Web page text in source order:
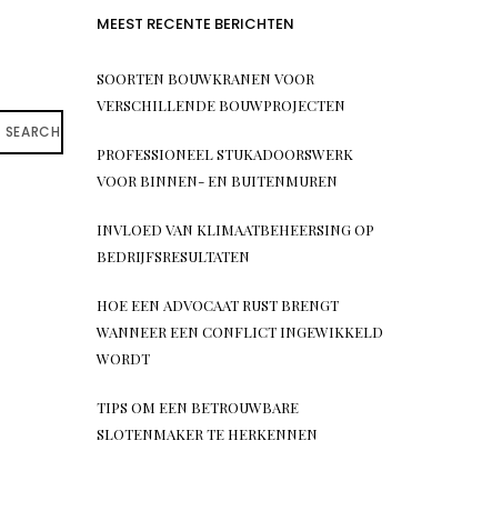
SEARCH
MEEST RECENTE BERICHTEN
SOORTEN BOUWKRANEN VOOR
VERSCHILLENDE BOUWPROJECTEN
PROFESSIONEEL STUKADOORSWERK
VOOR BINNEN- EN BUITENMUREN
INVLOED VAN KLIMAATBEHEERSING OP
BEDRIJFSRESULTATEN
HOE EEN ADVOCAAT RUST BRENGT
WANNEER EEN CONFLICT INGEWIKKELD
WORDT
TIPS OM EEN BETROUWBARE
SLOTENMAKER TE HERKENNEN